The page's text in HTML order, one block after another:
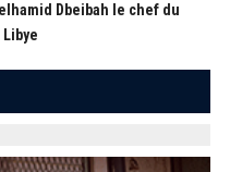
Dbeibah le chef du